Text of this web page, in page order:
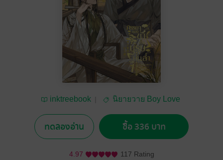
inktreebook
นิยายวาย Boy Love
ทดลองอ่าน ซื้อ 336 บาท
4.97 117 Rating